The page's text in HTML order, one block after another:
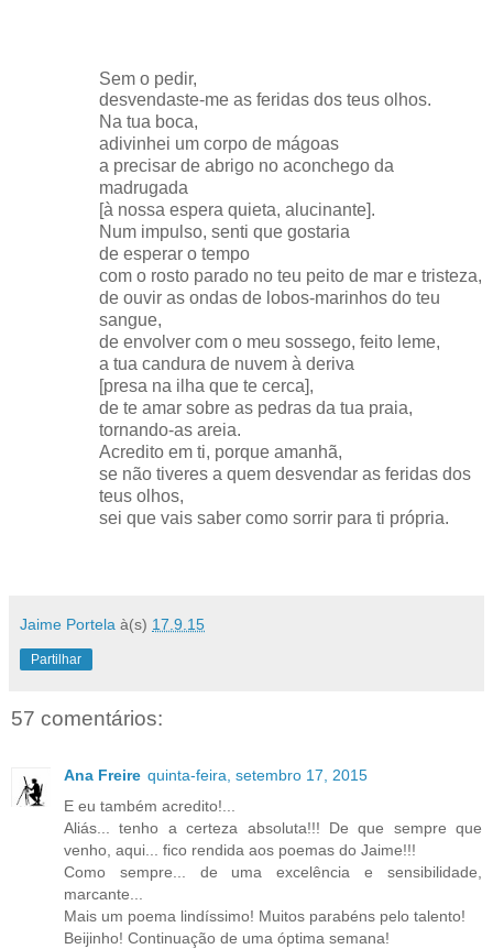
Sem o pedir,
desvendaste-me as feridas dos teus olhos.
Na tua boca,
adivinhei um corpo de mágoas
a precisar de abrigo no aconchego da
madrugada
[à nossa espera quieta, alucinante].
Num impulso, senti que gostaria
de esperar o tempo
com o rosto parado no teu peito de mar e tristeza,
de ouvir as ondas de lobos-marinhos do teu
sangue,
de envolver com o meu sossego, feito leme,
a tua candura de nuvem à deriva
[presa na ilha que te cerca],
de te amar sobre as pedras da tua praia,
tornando-as areia.
Acredito em ti, porque amanhã,
se não tiveres a quem desvendar as feridas dos
teus olhos,
sei que vais saber como sorrir para ti própria.
Jaime Portela à(s) 17.9.15
Partilhar
57 comentários:
Ana Freire quinta-feira, setembro 17, 2015
E eu também acredito!...
Aliás... tenho a certeza absoluta!!! De que sempre que
venho, aqui... fico rendida aos poemas do Jaime!!!
Como sempre... de uma excelência e sensibilidade,
marcante...
Mais um poema lindíssimo! Muitos parabéns pelo talento!
Beijinho! Continuação de uma óptima semana!